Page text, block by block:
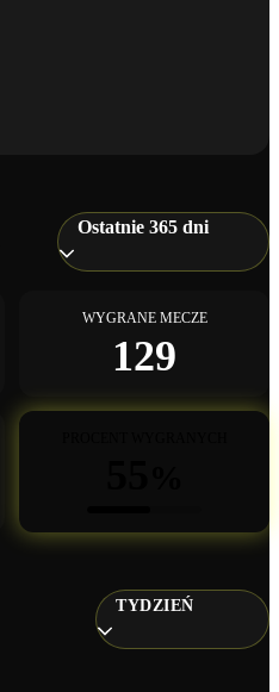
Ostatnie 365 dni
WYGRANE MECZE
129
TYDZIEŃ